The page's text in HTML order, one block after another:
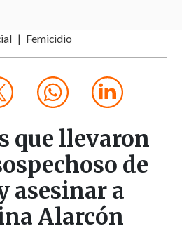
Femicidio
que llevaron
de
asesinar a
Alarcón